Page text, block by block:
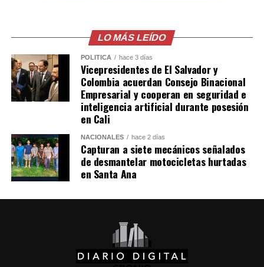
Erling Haaland brought
the ‘viking row’ to
Gianluigi
Donnarumma’s
wedding
pic.twitter.com/HP6MLIDybX
— Sky Sports Premier
League
LO MÁS LEÍDO
POLÍTICA hace 3 días
Vicepresidentes de El Salvador y
Colombia acuerdan Consejo Binacional
Empresarial y cooperan en seguridad e
inteligencia artificial durante posesión
en Cali
NACIONALES hace 2 días
Capturan a siete mecánicos señalados
de desmantelar motocicletas hurtadas
en Santa Ana